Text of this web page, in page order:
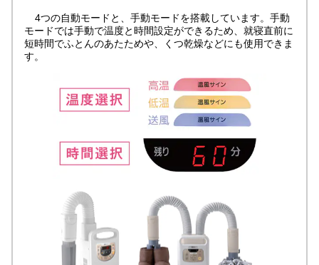
4つの自動モードと、手動モードを搭載しています。手動
モードでは手動で温度と時間設定ができるため、就寝直前に
短時間でふとんのあたためや、くつ乾燥などにも使用できま
す。